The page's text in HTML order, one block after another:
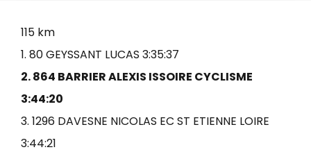
115 km
1. 80GEYSSANT LUCAS 3:35:37
2. 864 BARRIER ALEXIS ISSOIRE CYCLISME
3:44:20
3. 1296 DAVESNE NICOLAS EC ST ETIENNE LOIRE
3:44:21